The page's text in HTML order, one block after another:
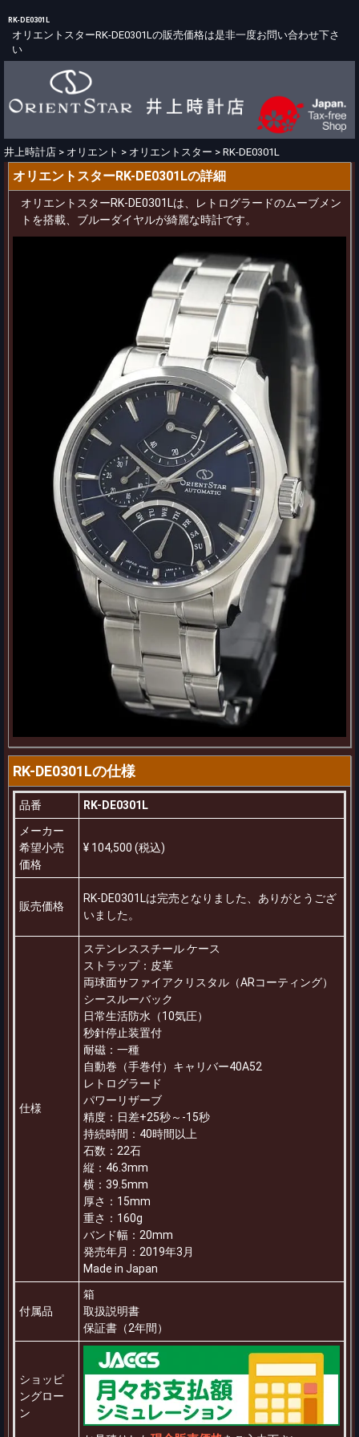
RK-DE0301L
オリエントスターRK-DE0301Lの販売価格は是非一度お問い合わせ下さ
い
井上時計店 > オリエント > オリエントスター > RK-DE0301L
オリエントスターRK-DE0301Lの詳細
オリエントスターRK-DE0301Lは、レトログラードのムーブメン
トを搭載、ブルーダイヤルが綺麗な時計です。
RK-DE0301Lの仕様
品番
RK-DE0301L
メーカー
希望小売
価格
¥ 104,500 (税込)
販売価格
RK-DE0301Lは完売となりました、ありがとうござ
いました。
仕様
ステンレススチール ケース
ストラップ：皮革
両球面サファイアクリスタル（ARコーティング）
シースルーバック
日常生活防水（10気圧）
秒針停止装置付
耐磁：一種
自動巻（手巻付）キャリバー40A52
レトログラード
パワーリザーブ
精度：日差+25秒～-15秒
持続時間：40時間以上
石数：22石
縦：46.3mm
横：39.5mm
厚さ：15mm
重さ：160g
バンド幅：20mm
発売年月：2019年3月
Made in Japan
付属品
箱
取扱説明書
保証書（2年間）
ショッピ
ングロー
ン